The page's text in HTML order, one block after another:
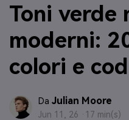
Toni verde
moderni:
colori e
Da Julian Moore
Jun 11, 26 · 17 min(s)